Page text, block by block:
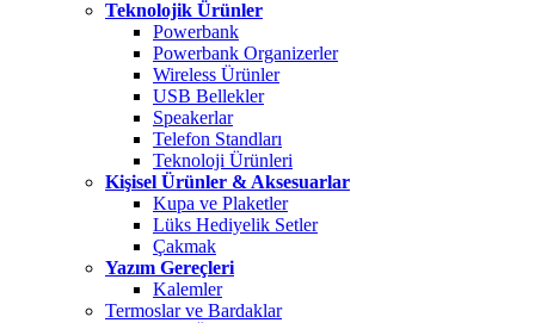
Teknolojik Ürünler
Powerbank
Powerbank Organizerler
Wireless Ürünler
USB Bellekler
Speakerlar
Telefon Standları
Teknoloji Ürünleri
Kişisel Ürünler & Aksesuarlar
Kupa ve Plaketler
Lüks Hediyelik Setler
Çakmak
Yazım Gereçleri
Kalemler
Termoslar ve Bardaklar